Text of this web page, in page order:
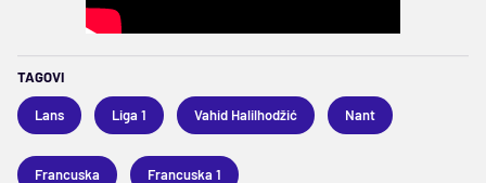
TAGOVI
Lans Liga 1 Vahid Halilhodžić Nant
Francuska Francuska 1